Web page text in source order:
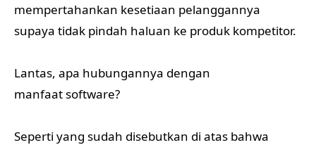
mempertahankan kesetiaan pelanggannya
supaya tidak pindah haluan ke produk kompetitor.
Lantas, apa hubungannya dengan
manfaat software?
Seperti yang sudah disebutkan di atas bahwa